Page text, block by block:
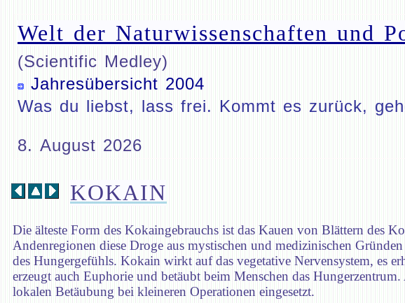
Welt der Naturwissenschaften und
(Scientific Medley)
Jahresübersicht 2004
Was du liebst, lass frei. Kommt es zurück,
8. August 2026
KOKAIN
Die älteste Form des Kokaingebrauchs ist das Kauen von Blättern des
Andenregionen diese Droge aus mystischen und medizinischen
des Hungergefühls. Kokain wirkt auf das vegetative Nervensystem, es
erzeugt auch Euphorie und betäubt beim Menschen das
lokalen Betäubung bei kleineren Operationen eingesetzt.